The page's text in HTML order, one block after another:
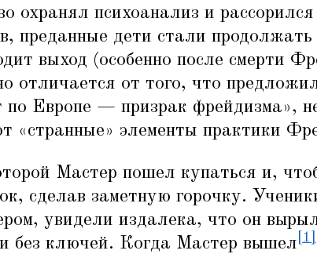
охранял психоанализ и
преданные дети стали
выход (особенно после смерти
отличается от того, что
по Европе — призрак фрейдизма»,
«странные» элементы практики
Мастер пошел купаться и,
сделав заметную горочку.
увидели издалека, что он
без ключей. Когда Мастер вышел [1]